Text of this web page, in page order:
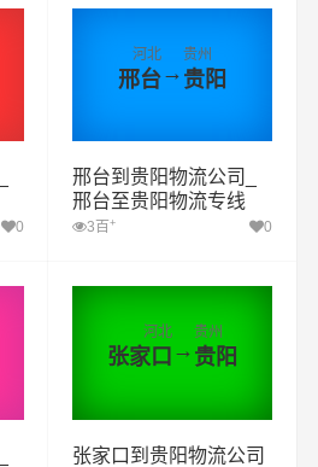
0
河北
邢台→
贵州
贵阳
邢台到贵阳物流公司_
邢台至贵阳物流专线
3百 + 0
河北
张家口 →
贵州
贵阳
张家口到贵阳物流公司